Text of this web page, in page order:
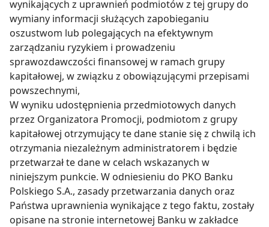
wynikających z uprawnień podmiotów z tej grupy do
wymiany informacji służących zapobieganiu
oszustwom lub polegających na efektywnym
zarządzaniu ryzykiem i prowadzeniu
sprawozdawczości finansowej w ramach grupy
kapitałowej, w związku z obowiązującymi przepisami
powszechnymi,
W wyniku udostępnienia przedmiotowych danych
przez Organizatora Promocji, podmiotom z grupy
kapitałowej otrzymujący te dane stanie się z chwilą ich
otrzymania niezależnym administratorem i będzie
przetwarzał te dane w celach wskazanych w
niniejszym punkcie. W odniesieniu do PKO Banku
Polskiego S.A., zasady przetwarzania danych oraz
Państwa uprawnienia wynikające z tego faktu, zostały
opisane na stronie internetowej Banku w zakładce